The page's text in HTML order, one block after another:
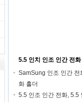
5.5 인치 인조 인간 전화
SamSung 인조 인간 전
화 홀더
5.5 인조 인간 전화, 5.5